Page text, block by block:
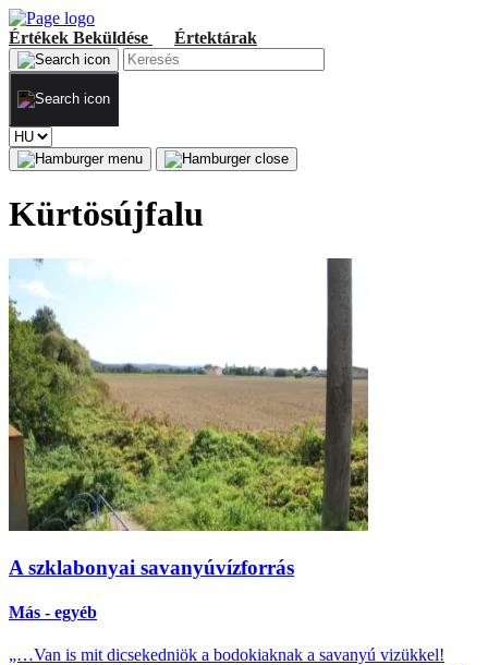
Értékek Beküldése Értektárak
Kürtösújfalu
A szklabonyai savanyúvízforrás
Más - egyéb
„…Van is mit dicsekedniök a bodokiaknak a savanyú vizükkel!